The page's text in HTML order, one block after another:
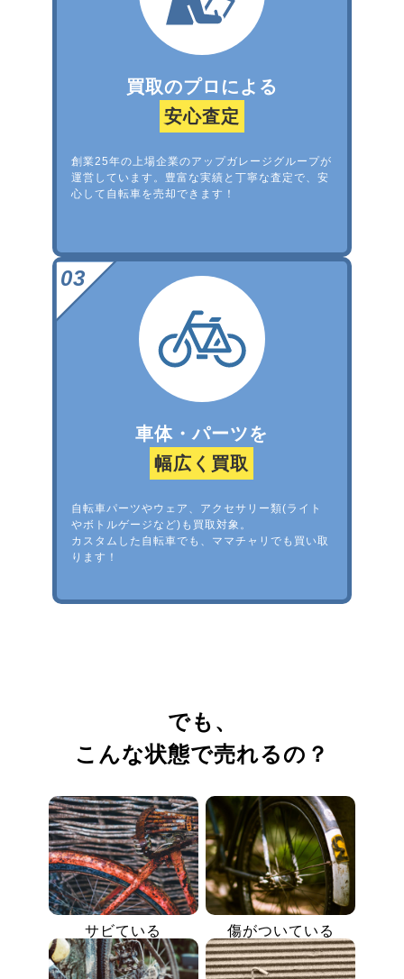
買取のプロによる
安心査定
創業25年の上場企業のアップガレージグループが
運営しています。豊富な実績と丁寧な査定で、安
心して自転車を売却できます！
車体・パーツを
幅広く買取
自転車パーツやウェア、アクセサリー類(ライト
やボトルゲージなど)も買取対象。
カスタムした自転車でも、ママチャリでも買い取
ります！
でも、
こんな状態で売れるの？
サビている 傷がついている